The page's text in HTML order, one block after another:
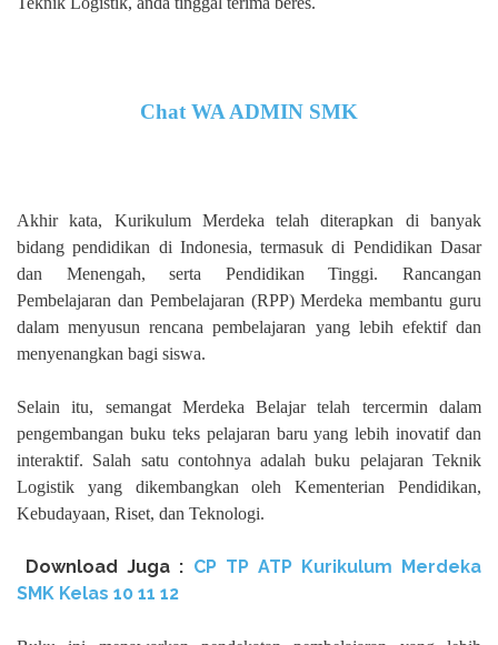
Chat WA ADMIN SMK
Akhir kata, Kurikulum Merdeka telah diterapkan di banyak
bidang pendidikan di Indonesia, termasuk di Pendidikan Dasar
dan Menengah, serta Pendidikan Tinggi. Rancangan
Pembelajaran dan Pembelajaran (RPP) Merdeka membantu guru
dalam menyusun rencana pembelajaran yang lebih efektif dan
menyenangkan bagi siswa.
Selain itu, semangat Merdeka Belajar telah tercermin dalam
pengembangan buku teks pelajaran baru yang lebih inovatif dan
interaktif. Salah satu contohnya adalah buku pelajaran Teknik
Logistik yang dikembangkan oleh Kementerian Pendidikan,
Kebudayaan, Riset, dan Teknologi.
Download Juga : CP TP ATP Kurikulum Merdeka
SMK Kelas 10 11 12